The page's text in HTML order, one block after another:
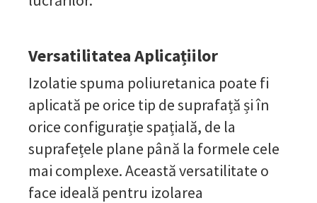
Versatilitatea Aplicațiilor
Izolatie spuma poliuretanica poate fi
aplicată pe orice tip de suprafață și în
orice configurație spațială, de la
suprafețele plane până la formele cele
mai complexe. Această versatilitate o
face ideală pentru izolarea